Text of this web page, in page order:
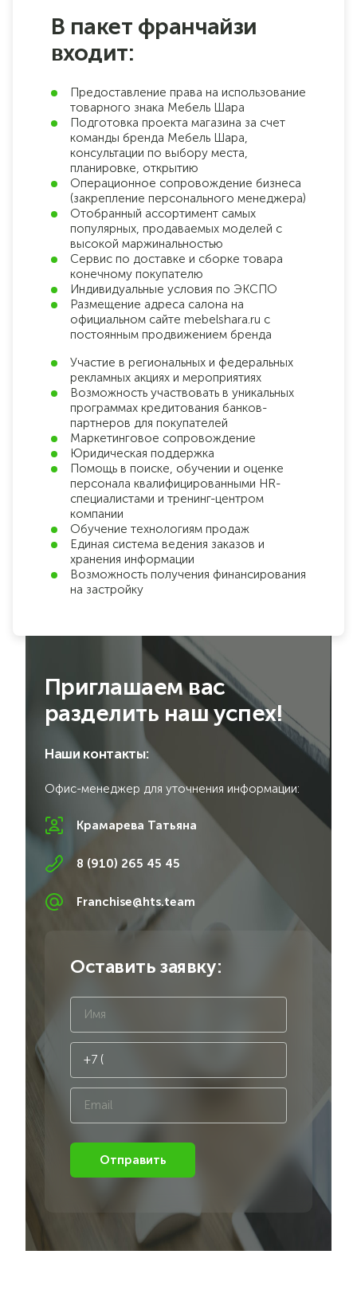
В пакет франчайзи
входит:
Предоставление права на использование
товарного знака Мебель Шара
Подготовка проекта магазина за счет
команды бренда Мебель Шара,
консультации по выбору места,
планировке, открытию
Операционное сопровождение бизнеса
(закрепление персонального менеджера)
Отобранный ассортимент самых
популярных, продаваемых моделей с
высокой маржинальностью
Сервис по доставке и сборке товара
конечному покупателю
Индивидуальные условия по ЭКСПО
Размещение адреса салона на
официальном сайте mebelshara.ru с
постоянным продвижением бренда
Участие в региональных и федеральных
рекламных акциях и мероприятиях
Возможность участвовать в уникальных
программах кредитования банков-
партнеров для покупателей
Маркетинговое сопровождение
Юридическая поддержка
Помощь в поиске, обучении и оценке
персонала квалифицированными HR-
специалистами и тренинг-центром
компании
Обучение технологиям продаж
Единая система ведения заказов и
хранения информации
Возможность получения финансирования
на застройку
Приглашаем вас
разделить наш успех!
Наши контакты:
Офис-менеджер для уточнения информации:
Крамарева Татьяна
8 (910) 265 45 45
Franchise@hts.team
Оставить заявку:
Отправить